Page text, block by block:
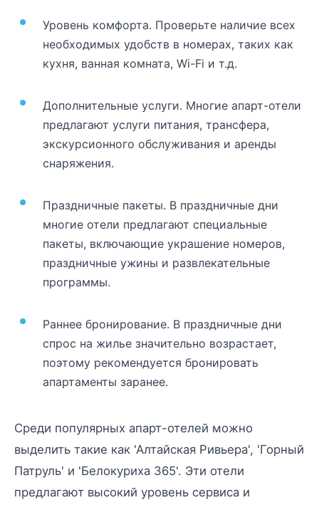
Уровень комфорта. Проверьте наличие всех
необходимых удобств в номерах, таких как
кухня, ванная комната, Wi-Fi и т.д.
Дополнительные услуги. Многие апарт-отели
предлагают услуги питания, трансфера,
экскурсионного обслуживания и аренды
снаряжения.
Праздничные пакеты. В праздничные дни
многие отели предлагают специальные
пакеты, включающие украшение номеров,
праздничные ужины и развлекательные
программы.
Раннее бронирование. В праздничные дни
спрос на жилье значительно возрастает,
поэтому рекомендуется бронировать
апартаменты заранее.
Среди популярных апарт-отелей можно
выделить такие как 'Алтайская Ривьера', 'Горный
Патруль' и 'Белокуриха 365'. Эти отели
предлагают высокий уровень сервиса и